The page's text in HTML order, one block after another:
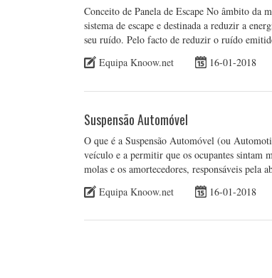
Conceito de Panela de Escape No âmbito da
sistema de escape e destinada a reduzir a
seu ruído. Pelo facto de reduzir o ruído
Equipa Knoow.net
16-01-2018
Suspensão Automóvel
O que é a Suspensão Automóvel (ou
veículo e a permitir que os ocupantes sintam
molas e os amortecedores, responsáveis
Equipa Knoow.net
16-01-2018